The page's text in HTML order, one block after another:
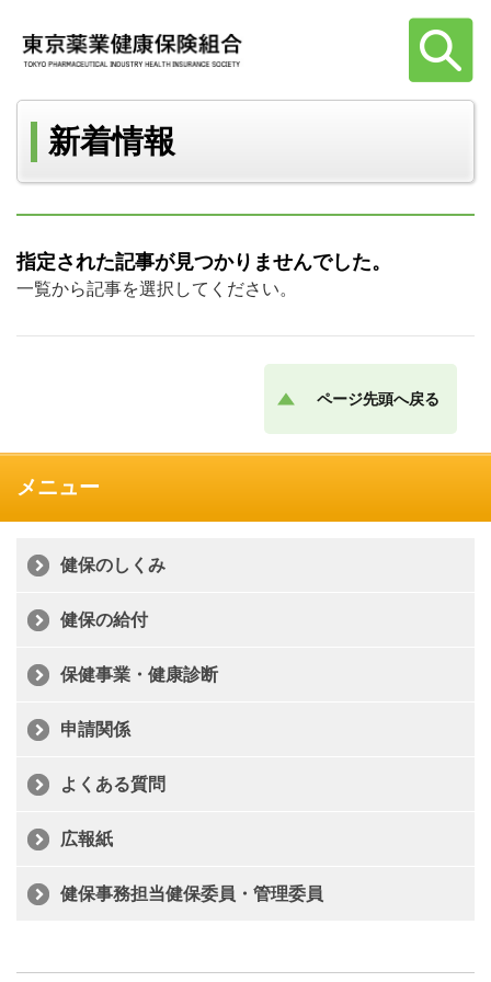
新着情報
指定された記事が見つかりませんでした。
一覧から記事を選択してください。
ページ先頭へ戻る
メニュー
健保のしくみ
健保の給付
保健事業・健康診断
申請関係
よくある質問
広報紙
健保事務担当健保委員・管理委員